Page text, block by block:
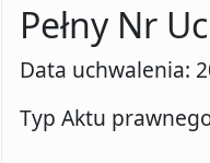
Pełny Nr
Data uchwalenia:
Typ Aktu